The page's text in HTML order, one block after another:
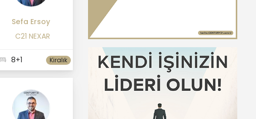
Sefa Ersoy
C21 NEXAR
8+1 Kiralık